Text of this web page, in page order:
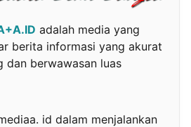
adalah media yang
berita informasi yang akurat
dan berwawasan luas
id dalam menjalankan